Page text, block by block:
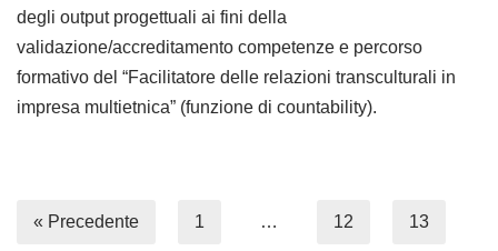
degli output progettuali ai fini della
validazione/accreditamento competenze e percorso
formativo del “Facilitatore delle relazioni transculturali in
impresa multietnica” (funzione di countability).
« Precedente 1 … 12 13